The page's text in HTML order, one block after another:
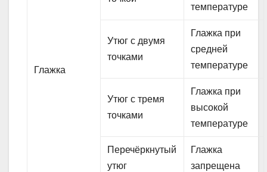
Глажка
температуре
Утюг с двумя
точками
Глажка при
средней
температуре
Утюг с тремя
точками
Глажка при
высокой
температуре
Перечёркнутый
утюг
Глажка
запрещена